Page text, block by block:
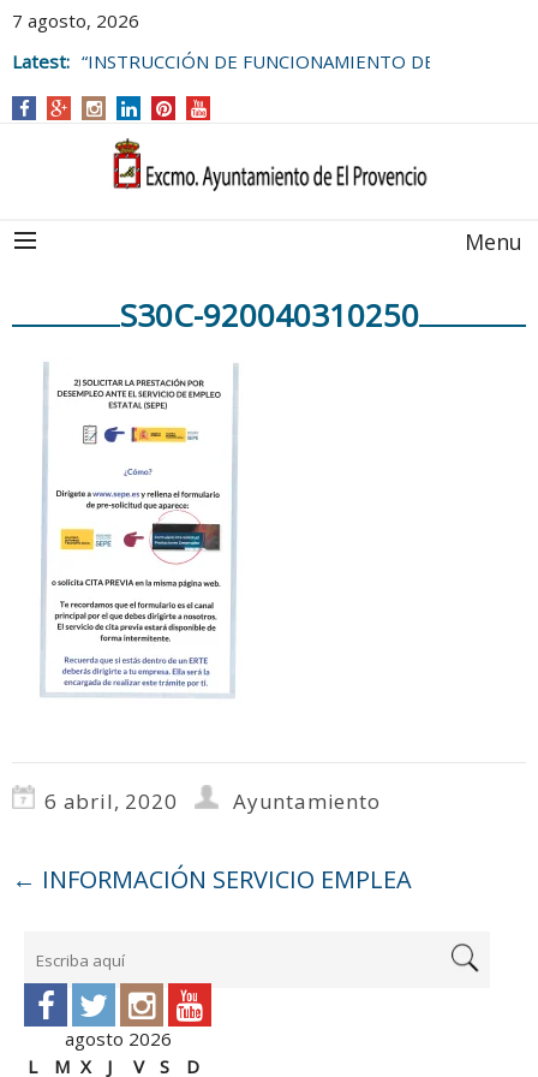
7 agosto, 2026
Latest: “INSTRUCCIÓN DE FUNCIONAMIENTO DE
AYUNTAMIENTO DE EL PROVENCIO
Menu
S30C-920040310250
6 abril, 2020 Ayuntamiento
← INFORMACIÓN SERVICIO EMPLEA
agosto 2026
L
M X J V S D